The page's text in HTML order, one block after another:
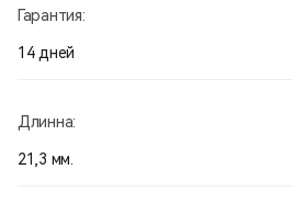
Гарантия:
14 дней
Длинна:
21,3 мм.